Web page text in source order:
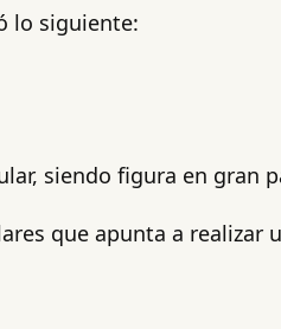
lo siguiente:
siendo figura en gran
que apunta a realizar